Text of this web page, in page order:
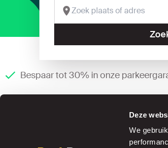
Deze
We
Bespaar tot 30% in onze